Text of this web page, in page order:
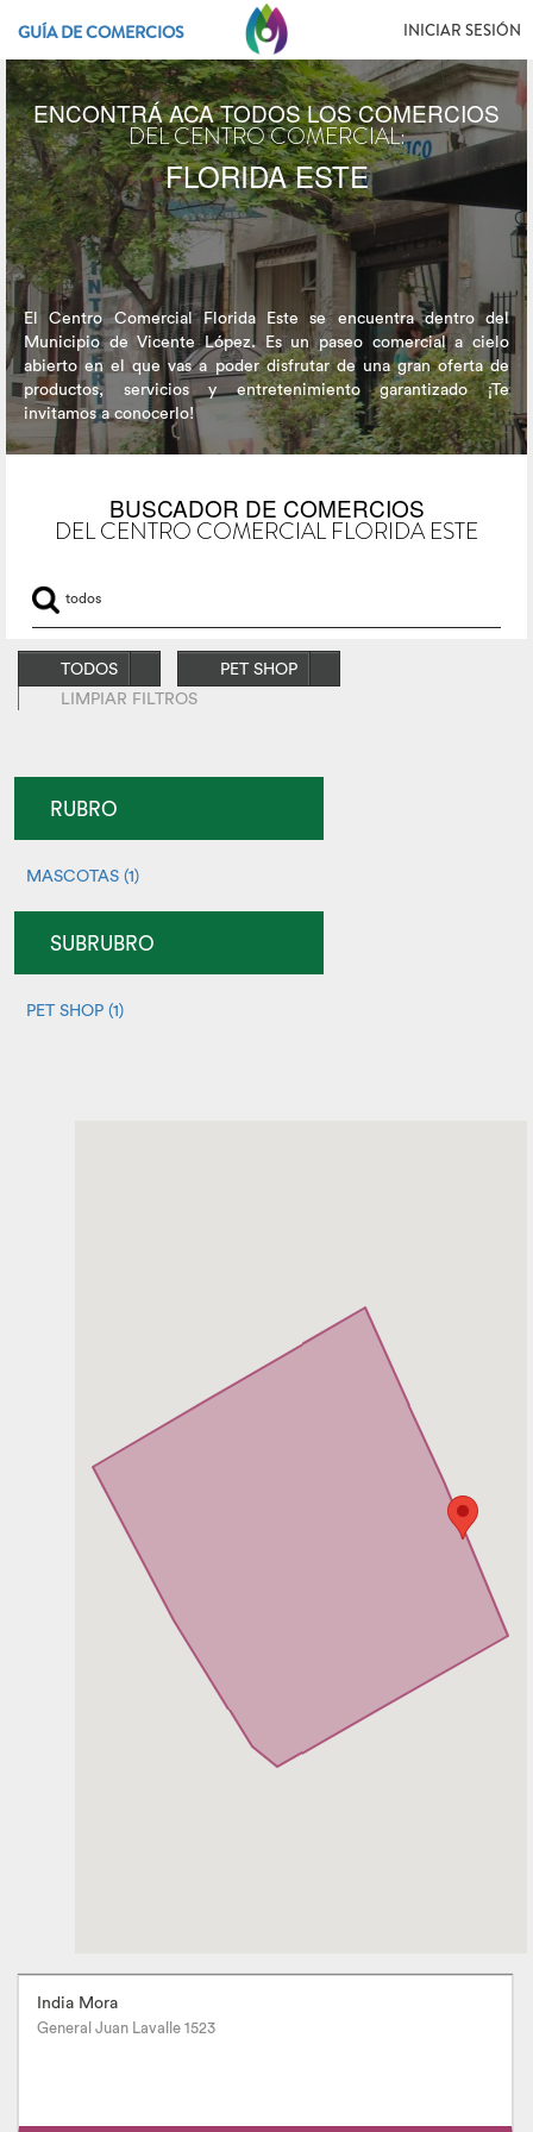
GUÍA DE COMERCIOS INICIAR SESIÓN
ENCONTRÁ ACA TODOS LOS COMERCIOS
DEL CENTRO COMERCIAL:
FLORIDA ESTE
El Centro Comercial Florida Este se encuentra dentro del
Municipio de Vicente López. Es un paseo comercial a cielo
abierto en el que vas a poder disfrutar de una gran oferta de
productos, servicios y entretenimiento garantizado ¡Te
invitamos a conocerlo!
BUSCADOR DE COMERCIOS
DEL CENTRO COMERCIAL FLORIDA ESTE
TODOS
PET SHOP
LIMPIAR FILTROS
RUBRO
MASCOTAS (1)
SUBRUBRO
PET SHOP (1)
India Mora
General Juan Lavalle 1523